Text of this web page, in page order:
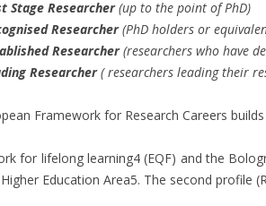
Stage Researcher(up to the point of PhD)
Researcher(PhD holders or
Researcher(researchers who have
Researcher(researchers leading their
Framework for Research Careers
for lifelong learning4 (EQF) and the
Education Area5. The second profile